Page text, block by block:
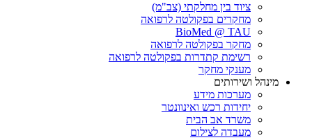
ציוד בין מחלקתי (צב"מ)
מחקרים בפקולטה לרפואה
BioMed @ TAU
מחקר בפקולטה לרפואה
רשימת קתדרות בפקולטה לרפואה
מענקי מחקר
מינהל ושירותים
מערכות מידע
יחידות רכש ואינוונטר
משרד אב הבית
מעבדה לצילום